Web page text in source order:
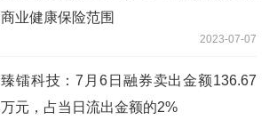
商业健康保险范围
2023-07-07
臻镭科技：7月6日融券卖出金额136.67
万元，占当日流出金额的2%